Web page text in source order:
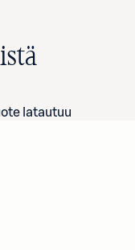
latautuu